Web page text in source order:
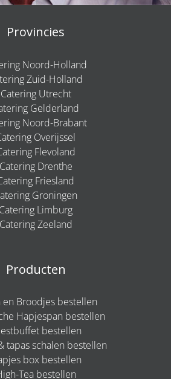
Provincies
Noord-Holland
Zuid-Holland
Catering Utrecht
Gelderland
Noord-Brabant
Overijssel
Flevoland
Catering Drenthe
Friesland
Groningen
Catering Limburg
Catering Zeeland
Producten
en Broodjes bestellen
Hapjespan bestellen
bestellen
tapas schalen bestellen
box bestellen
Tea bestellen